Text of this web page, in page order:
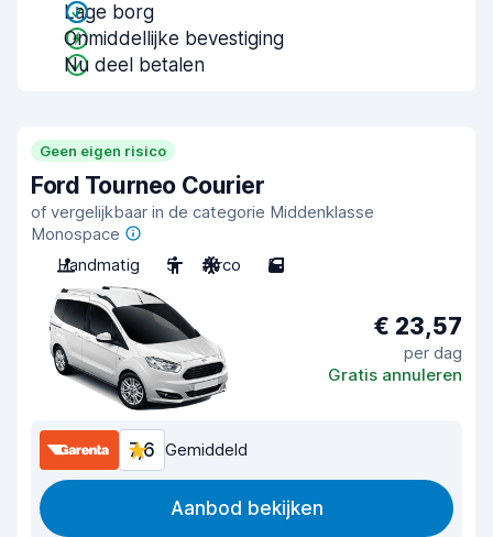
Lage borg
Onmiddellijke bevestiging
Nu deel betalen
Geen eigen risico
Ford Tourneo Courier
of vergelijkbaar in de categorie Middenklasse
Monospace
Handmatig
5 Airco 5
€ 23,57
per dag
Gratis annuleren
7,6 Gemiddeld
Aanbod bekijken